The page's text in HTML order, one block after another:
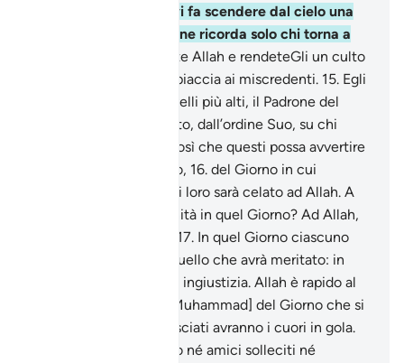
mostra i Suoi segni e vi fa scendere dal cielo una
provvidenza . [Ma] se ne ricorda solo chi torna a
Invocate Allah e rendeteGli un culto
puro, nonostante ciò spiaccia ai miscredenti. 15. Egli
è Colui Che eleva ai livelli più alti, il Padrone del
Trono. Invia il Suo Spirito, dall’ordine Suo, su chi
vuole tra i Suoi servi, così che questi possa avvertire
del Giorno dell’Incontro, 16. del Giorno in cui
compariranno e nulla di loro sarà celato ad Allah. A
chi apparterrà la sovranità in quel Giorno? Ad Allah,
17. In quel Giorno ciascuno
sarà compensato per quello che avrà meritato: in
quel Giorno non ci sarà ingiustizia. Allah è rapido al
Avvertili [o Muhammad] del Giorno che si
avvicina, quando angosciati avranno i cuori in gola.
Gli ingiusti non avranno né amici solleciti né